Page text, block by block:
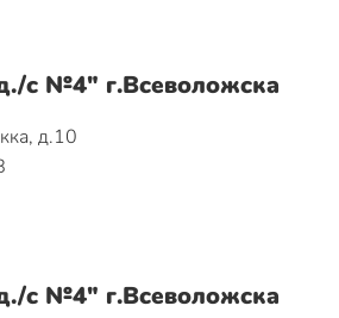
№4" г.Всеволожска
д.10
№4" г.Всеволожска